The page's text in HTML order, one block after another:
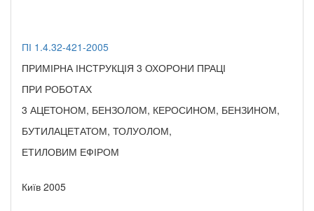
ПІ 1.4.32-421-2005
ПРИМІРНА ІНСТРУКЦІЯ 3 ОХОРОНИ ПРАЦІ
ПРИ РОБОТАХ
3 АЦЕТОНОМ, БЕНЗОЛОМ, КЕРОСИНОМ, БЕНЗИНОМ,
БУТИЛАЦЕТАТОМ, ТОЛУОЛОМ,
ЕТИЛОВИМ ЕФІРОМ
Київ 2005